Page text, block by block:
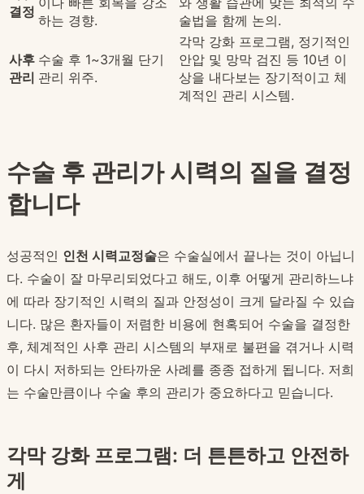
결정
하는 경향.
술법을 함께 논의.
사후
관리
수술 후 1~3개월 단기
관리 위주.
각막 강화 프로그램, 정기적인
안압 및 망막 검진 등 10년 이
상을 내다보는 장기적이고 체
계적인 관리 시스템.
수술 후 관리가 시력의 질을 결정
합니다
성공적인 인천 시력교정술은 수술실에서 끝나는 것이 아닙니
다. 수술이 잘 마무리되었다고 해도, 이후 어떻게 관리하느냐
에 따라 장기적인 시력의 질과 안정성이 크게 달라질 수 있습
니다. 많은 환자들이 저렴한 비용에 현혹되어 수술을 결정한
후, 체계적인 사후 관리 시스템의 부재로 불편을 겪거나 시력
이 다시 저하되는 안타까운 사례를 종종 접하게 됩니다. 저희
는 수술만큼이나 수술 후의 관리가 중요하다고 믿습니다.
각막 강화 프로그램: 더 튼튼하고 안전하
게